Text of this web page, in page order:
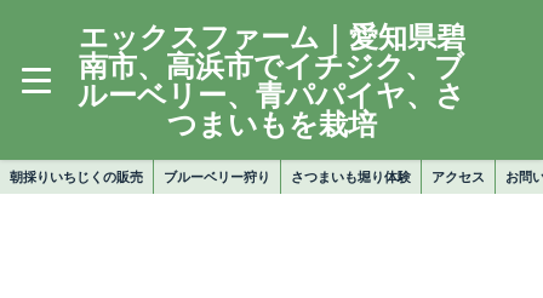
エックスファーム｜愛知県碧
南市、高浜市でイチジク、ブ
ルーベリー、青パパイヤ、さ
つまいもを栽培
朝採りいちじくの販売 ブルーベリー狩り さつまいも堀り体験 アクセス お問